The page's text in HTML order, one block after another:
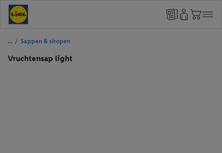
/ Sappen & siropen
Vruchtensap light